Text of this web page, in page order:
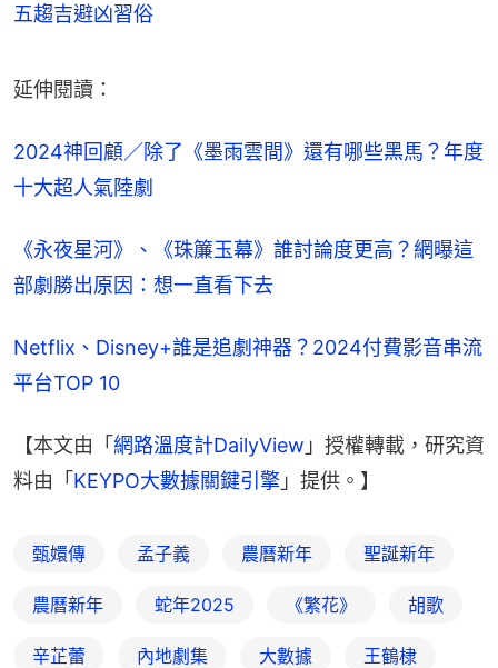
五趨吉避凶習俗
延伸閱讀：
2024神回顧／除了《墨雨雲間》還有哪些黑馬？年度
十大超人氣陸劇
《永夜星河》、《珠簾玉幕》誰討論度更高？網曝這
部劇勝出原因：想一直看下去
Netflix、Disney+誰是追劇神器？2024付費影音串流
平台TOP 10
【本文由「網路溫度計DailyView 」授權轉載，研究資
料由「KEYPO大數據關鍵引擎 」提供。】
甄嬛傳 孟子義 農曆新年 聖誕新年
農曆新年 蛇年2025 《繁花》 胡歌
辛芷蕾 內地劇集 大數據 王鶴棣